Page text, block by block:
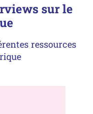
sur le
ressources